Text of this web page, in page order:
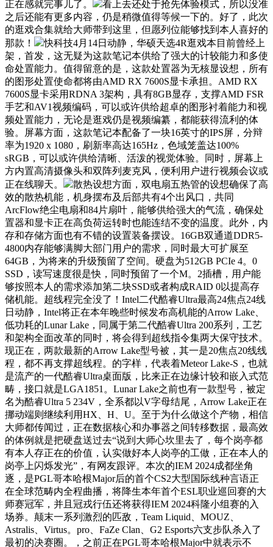
正在感就完事儿了。
看上去还处于抢先体验模式，所以没准
之后还能有更多内容，仍是稍微值得等候一下的。好了，此次
的逛戏合集就给大师带到这里，但愿列位能够找到本人喜好的
那款！
快科技4月14日动静，华硕天选4R逛戏本目前曾经上
架，首发，这无疑为这款笔记本供给了强大的计较能力和多使
命处置能力。值得留意的是，这款处置器为无核显设想，所有
的图形处置使命都将由AMD RX 7600S显卡承担。AMD RX
7600S显卡采用RDNA 3架构，具有8GB显存，支撑AMD FSR
手艺和AV1视频编码，可以或许供给超卓的图形衬着能力和视
频处置能力，无论是逛戏仍是视频编纂，都能获得流利的体
验。屏幕方面，这款笔记本配备了一块16英寸的IPS屏，分辩
率为1920 x 1080，刷新率高达165Hz，色域笼盖达100%
sRGB，可以或许供给清晰、活泼的视觉体验。同时，屏幕上
方内置高清摄像头和双阵列麦克风，便利用户进行视频会议或
正在线聊天。
散热设想方面，双电扇五热管的设想确保了高
效的散热机能，机身摆布及后部共有4个出风口，共同
ArcFlow绝尘电扇和84片扇叶，能够供给强大的气流，确保处
置器和显卡正在高负荷运转时也能连结不变的温度。此外，内
存和存储方面也有不错的设置装备摆设。16GB双通道DDR5-
4800内存能够满脚大部门用户的需求，同时最大可扩展至
64GB，为将来的升级预留了空间。硬盘为512GB PCIe 4。0
SSD，读写速度很是快，同时预留了一个M。2插槽，用户能
够按照本人的需求添加第二块SSD或者构成RAID 0以提高存
储机能。超线程完全没了！Intel二代酷睿Ultra最高24焦点24线
日动静，Intel将正在本年晚些时候发布高机能的Arrow Lake、
低功耗的Lunar Lake，同属于第二代酷睿Ultra 200系列，工艺
和架构全面改革的同时，将会得到超线指令集两大保守技术。
现正在，两款最新的Arrow Lake型号被，其一是20焦点20线线
程，都不再支撑超线程。的字样，代表着Meteor Lake-S，也就
是流产的一代酷睿Ultra桌面版，比来正在边缘计较和嵌入式范
畴，接口就是LGA1851。Lunar Lake之前也有一款型号，被定
名为酷睿Ultra 5 234V，全系都以V字母结尾，Arrow Lake正在
挪动端则继续利用HX、H、U。至于为什么做这个产物，相信
大师都传闻过，正在数据核心和办事器之间转移数据，最高效
的体例就是把硬盘送过去“说到大师心坎里去了，每个岗亭都
有本人存正在的价值，认实做好本人岗亭的工做，正在本人的
岗亭上闪烁发光”，有网友跟评。本次的IEM 2024成都坐角
逐，是PGL哥本哈根Major后的首个CS2大型国际线种言语正
在全球范畴内全程曲播，将降生本年首个ESL职业巡回赛的大
师赛冠军，并且冠戎行伍还将获得IEM 2024科隆小组赛的入
场券。颠末一系列激烈的匹敌，Team Liquid、MOUZ、
Astralis、Virtus。pro、FaZe Clan、G2 Esports六支步队杀入了
最初的决赛圈。，之前正在PGL哥本哈根Major中就表示不